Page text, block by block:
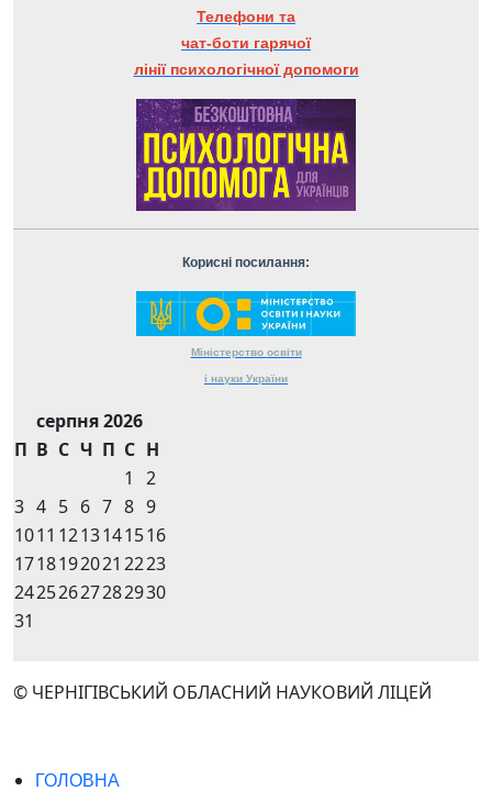
Телефони та
чат-боти гарячої
лінії психологічної допомоги
Корисні посилання:
Міністерство освіти
і науки України
серпня 2026
П В С Ч П С Н
1
2
3 4 5 6 7 8 9
1011 1213141516
1718192021 2223
24252627282930
31
© ЧЕРНІГІВСЬКИЙ ОБЛАСНИЙ НАУКОВИЙ ЛІЦЕЙ
ГОЛОВНА